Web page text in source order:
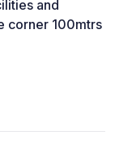
and
corner 100mtrs